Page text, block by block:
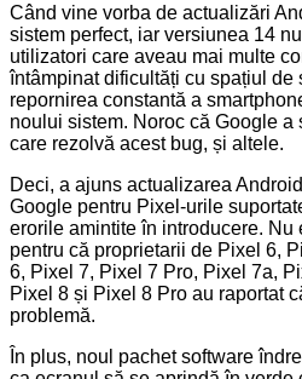
Când vine vorba de actualizări
sistem perfect, iar versiunea 14
utilizatori care aveau mai multe
întâmpinat dificultăți cu spațiul de
repornirea constantă a
noului sistem. Noroc că Google a
care rezolvă acest bug, și altele.
Deci, a ajuns actualizarea
Google pentru Pixel-urile
erorile amintite în introducere. Nu
pentru că proprietarii de Pixel 6,
6, Pixel 7, Pixel 7 Pro, Pixel 7a,
Pixel 8 și Pixel 8 Pro au raportat
problemă.
În plus, noul pachet software